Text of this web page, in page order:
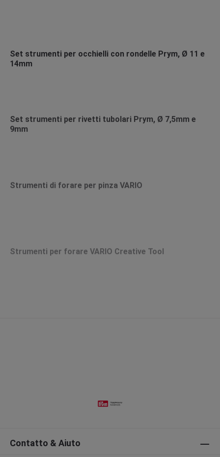
Set strumenti per occhielli con rondelle Prym, Ø 11 e
14mm
Set strumenti per rivetti tubolari Prym, Ø 7,5mm e
9mm
Strumenti di forare per pinza VARIO
Strumenti per forare VARIO Creative Tool
Contatto & Aiuto